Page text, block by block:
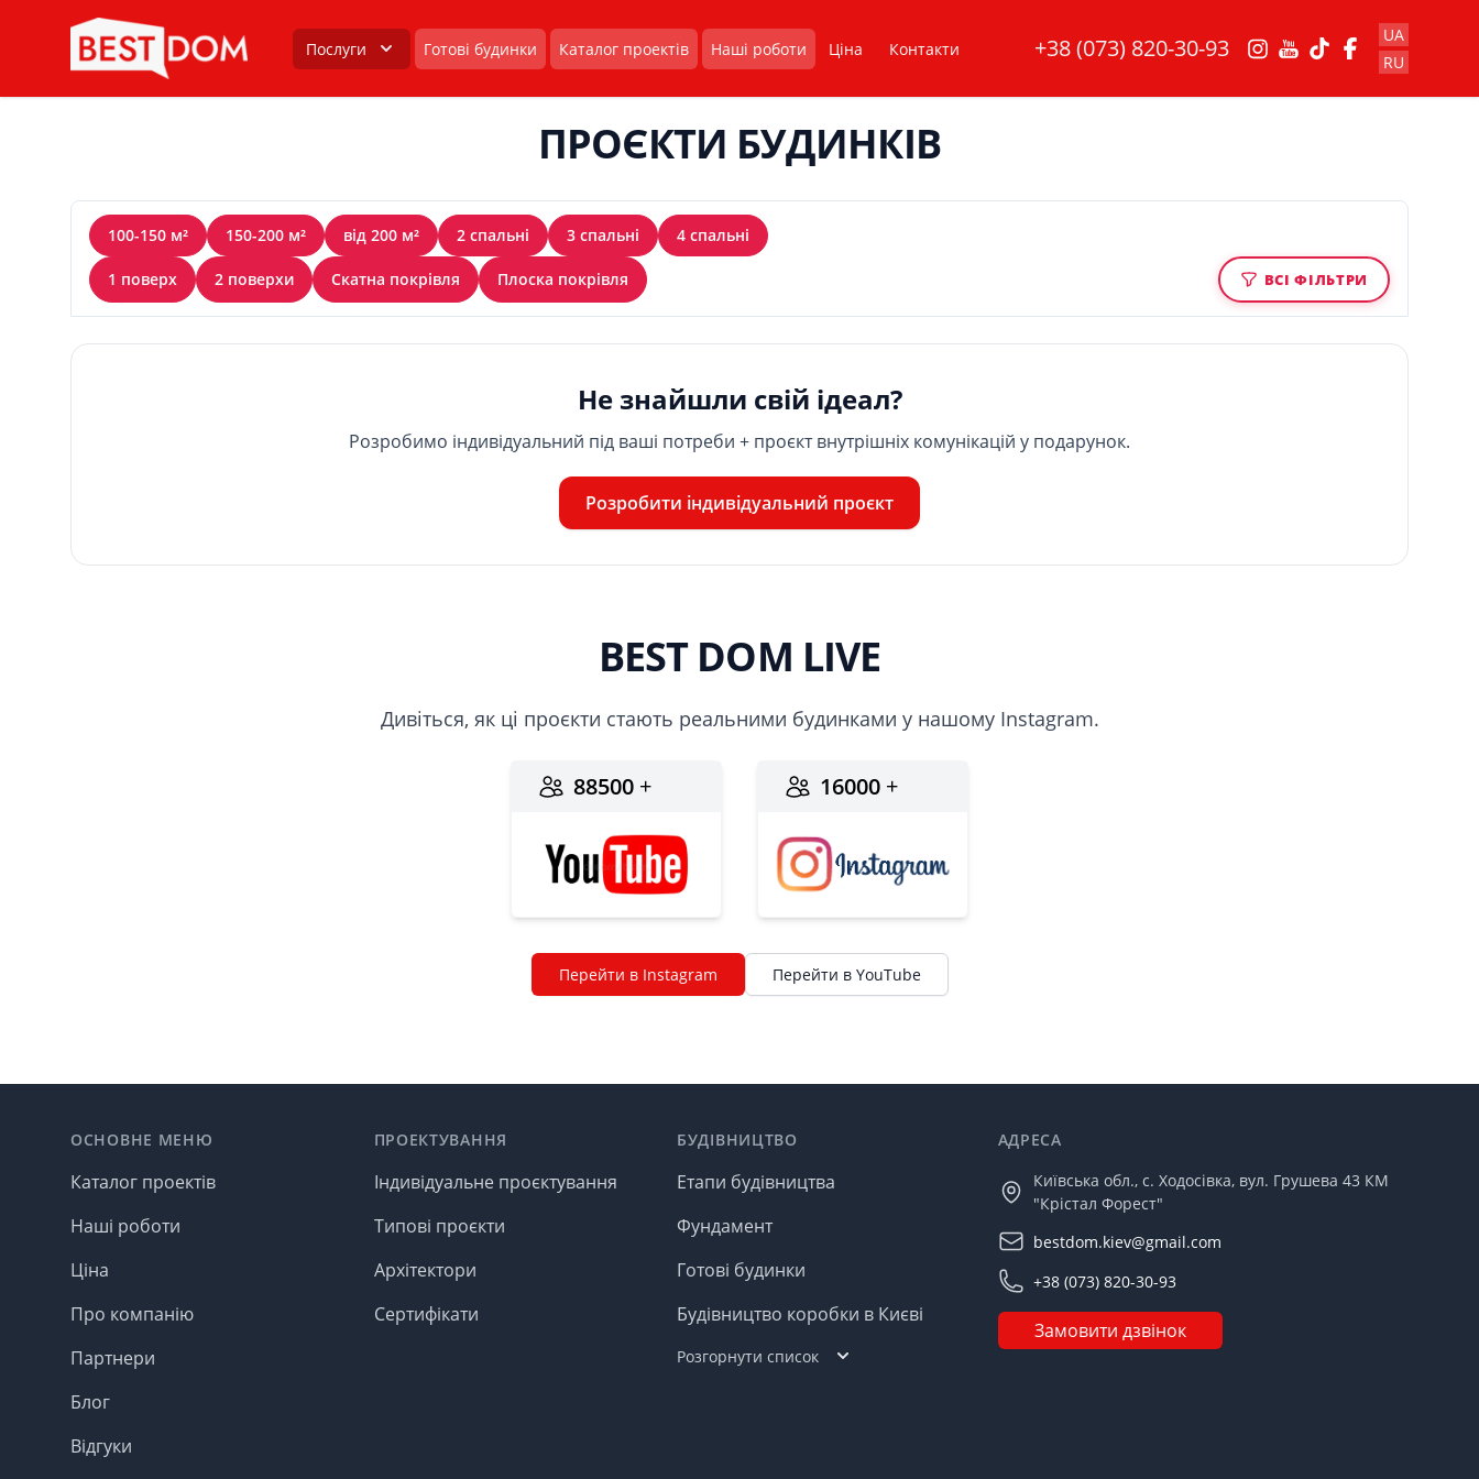
Послуги Готові будинки Каталог проектів Наші роботи Ціна Контакти +38 (073) 820-30-93
UA
RU
ПРОЄКТИ БУДИНКІВ
100-150 м² 150-200 м² від 200 м² 2 спальні 3 спальні 4 спальні
1 поверх 2 поверхи Скатна покрівля Плоска покрівля ВСІ ФІЛЬТРИ
Не знайшли свій ідеал?
Розробимо індивідуальний під ваші потреби + проєкт внутрішніх комунікацій у подарунок.
Розробити індивідуальний проєкт
BEST DOM LIVE
Дивіться, як ці проєкти стають реальними будинками у нашому Instagram.
88500 + 16000 +
Перейти в Instagram Перейти в YouTube
ОСНОВНЕ МЕНЮ
Каталог проектів
Наші роботи
Ціна
Про компанію
Партнери
Блог
Відгуки
ПРОЕКТУВАННЯ
Індивідуальне проєктування
Типові проєкти
Архітектори
Сертифікати
БУДІВНИЦТВО
Етапи будівництва
Фундамент
Готові будинки
Будівництво коробки в Києві
Розгорнути список
АДРЕСА
Київська обл., с. Ходосівка, вул. Грушева 43 КМ
"Крістал Форест"
bestdom.kiev@gmail.com
+38 (073) 820-30-93
Замовити дзвінок